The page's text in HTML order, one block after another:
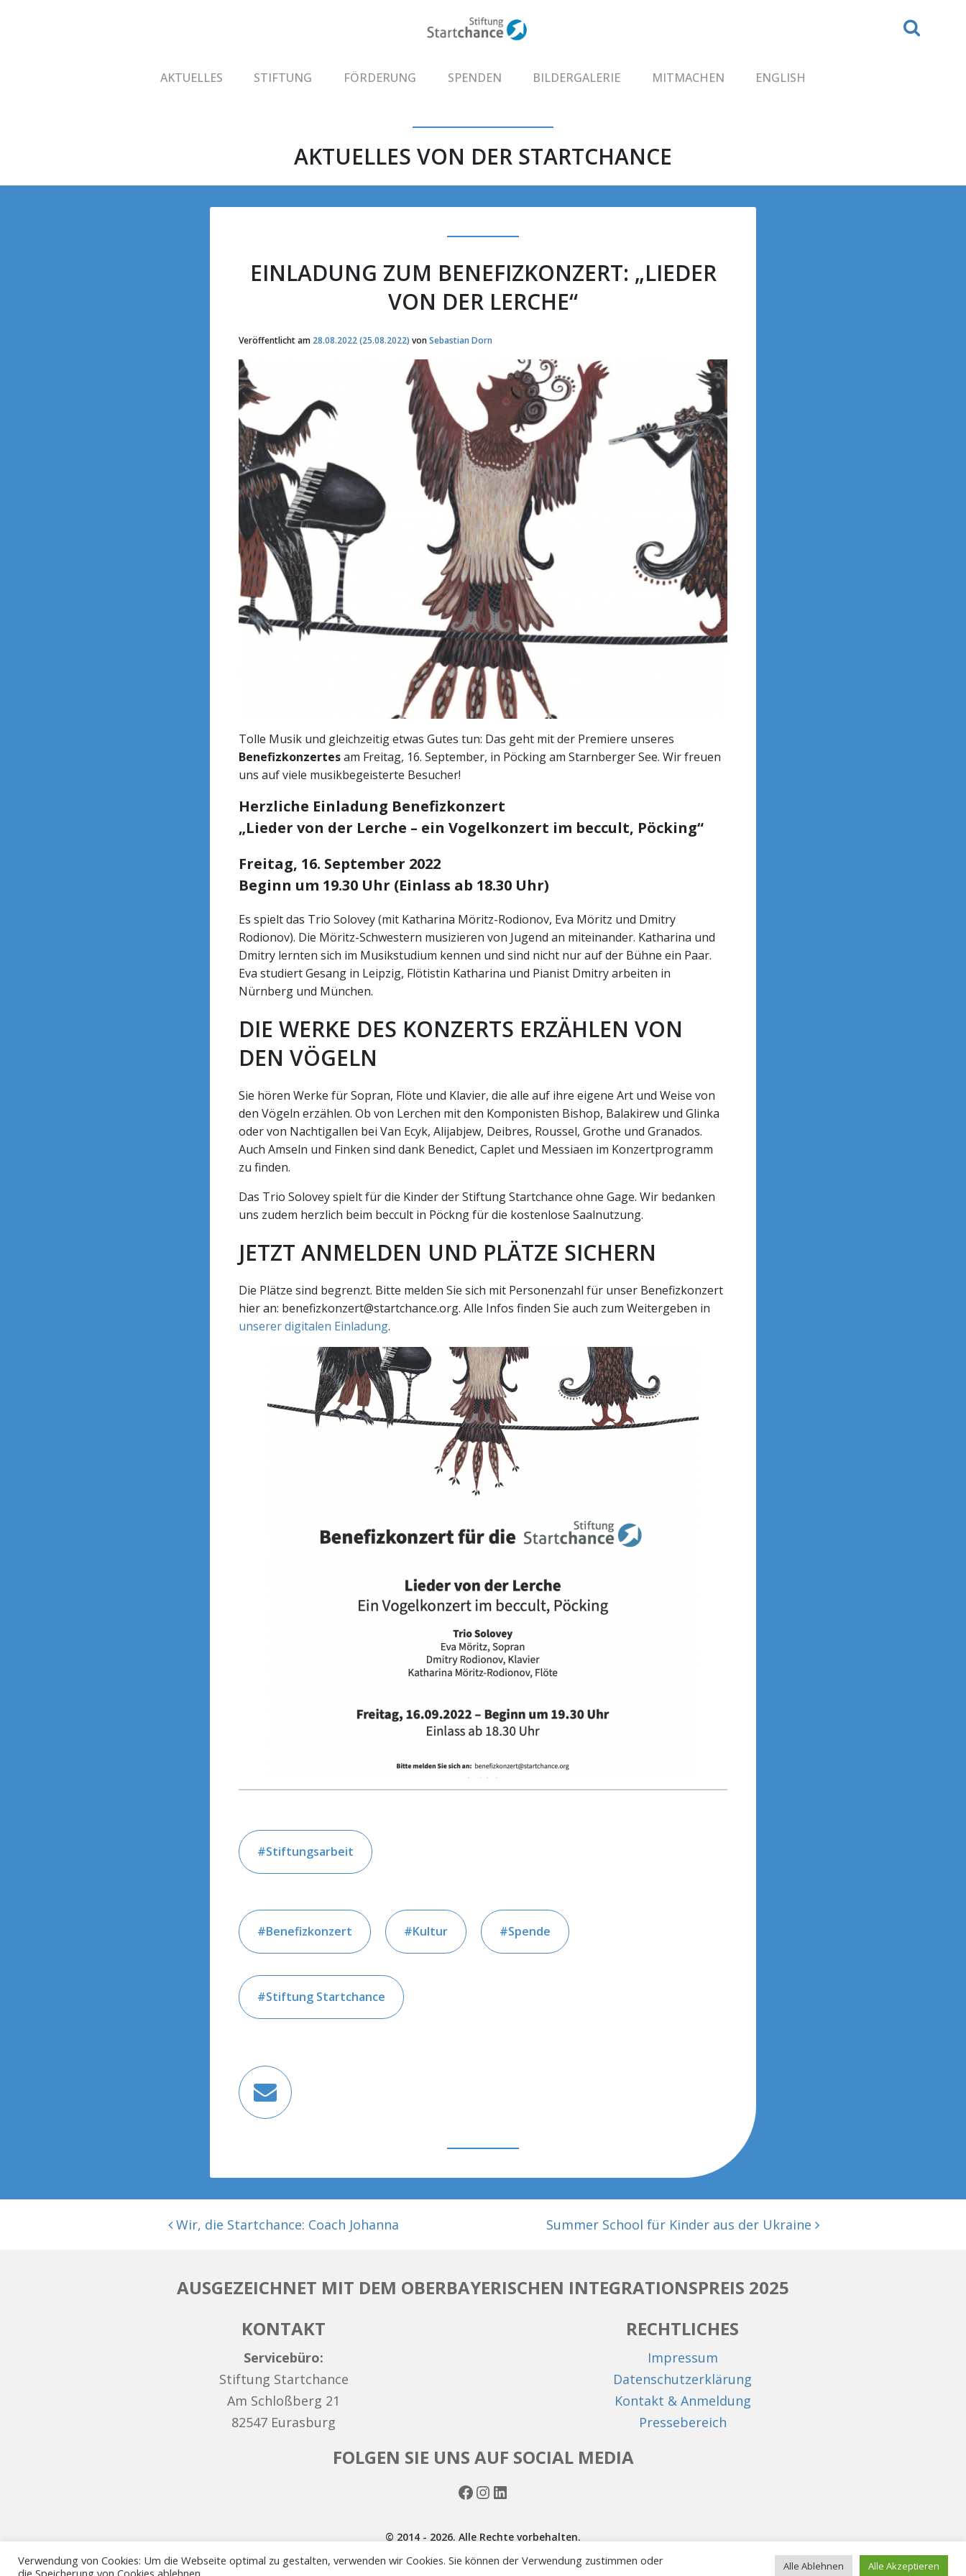
AKTUELLES STIFTUNG FÖRDERUNG SPENDEN BILDERGALERIE MITMACHEN ENGLISH
AKTUELLES VON DER STARTCHANCE
EINLADUNG ZUM BENEFIZKONZERT: „LIEDER
VON DER LERCHE“
Veröffentlicht am 28.08.2022(25.08.2022) vonSebastian Dorn
Tolle Musik und gleichzeitig etwas Gutes tun: Das geht mit der Premiere unseres
Benefizkonzertesam Freitag, 16. September, in Pöcking am Starnberger See. Wir freuen
uns auf viele musikbegeisterte Besucher!
Herzliche Einladung Benefizkonzert
„Lieder von der Lerche – ein Vogelkonzert im beccult, Pöcking“
Freitag, 16. September 2022
Beginn um 19.30 Uhr (Einlass ab 18.30 Uhr)
Es spielt das Trio Solovey (mit Katharina Möritz-Rodionov, Eva Möritz und Dmitry
Rodionov). Die Möritz-Schwestern musizieren von Jugend an miteinander. Katharina und
Dmitry lernten sich im Musikstudium kennen und sind nicht nur auf der Bühne ein Paar.
Eva studiert Gesang in Leipzig, Flötistin Katharina und Pianist Dmitry arbeiten in
Nürnberg und München.
DIE WERKE DES KONZERTS ERZÄHLEN VON
DEN VÖGELN
Sie hören Werke für Sopran, Flöte und Klavier, die alle auf ihre eigene Art und Weise von
den Vögeln erzählen. Ob von Lerchen mit den Komponisten Bishop, Balakirew und Glinka
oder von Nachtigallen bei Van Ecyk, Alijabjew, Deibres, Roussel, Grothe und Granados.
Auch Amseln und Finken sind dank Benedict, Caplet und Messiaen im Konzertprogramm
zu finden.
Das Trio Solovey spielt für die Kinder der Stiftung Startchance ohne Gage. Wir bedanken
uns zudem herzlich beim beccult in Pöckng für die kostenlose Saalnutzung.
JETZT ANMELDEN UND PLÄTZE SICHERN
Die Plätze sind begrenzt. Bitte melden Sie sich mit Personenzahl für unser Benefizkonzert
hier an: benefizkonzert@startchance.org. Alle Infos finden Sie auch zum Weitergeben in
unserer digitalen Einladung.
Stiftungsarbeit
Benefizkonzert Kultur Spende
Stiftung Startchance
BEITRAGSNAVIGATION
Wir, die Startchance: Coach Johanna Summer School für Kinder aus der Ukraine
AUSGEZEICHNET MIT DEM OBERBAYERISCHEN INTEGRATIONSPREIS 2025
KONTAKT
Servicebüro:
Stiftung Startchance
Am Schloßberg 21
82547 Eurasburg
RECHTLICHES
Impressum
Datenschutzerklärung
Kontakt & Anmeldung
Pressebereich
FOLGEN SIE UNS AUF SOCIAL MEDIA
Facebook
Instagram
LinkedIn
© 2014 - 2026. Alle Rechte vorbehalten.
Verwendung von Cookies: Um die Webseite optimal zu gestalten, verwenden wir Cookies. Sie können der Verwendung zustimmen oder
die Speicherung von Cookies ablehnen.
Alle Ablehnen Alle Akzeptieren